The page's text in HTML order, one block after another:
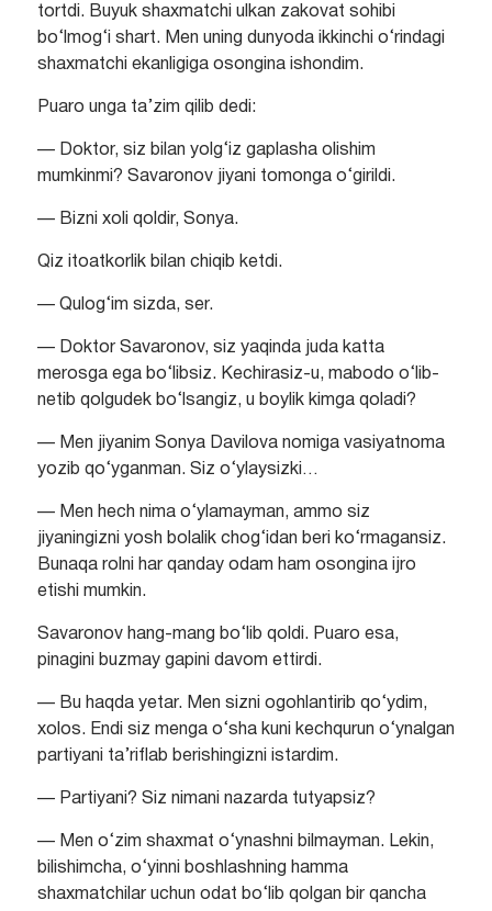
tortdi. Buyuk shaxmatchi ulkan zakovat sohibi
bo‘lmog‘i shart. Men uning dunyoda ikkinchi o‘rindagi
shaxmatchi ekanligiga osongina ishondim.
Puaro unga ta’zim qilib dedi:
— Doktor, siz bilan yolg‘iz gaplasha olishim
mumkinmi? Savaronov jiyani tomonga o‘girildi.
— Bizni xoli qoldir, Sonya.
Qiz itoatkorlik bilan chiqib ketdi.
— Qulog‘im sizda, ser.
— Doktor Savaronov, siz yaqinda juda katta
merosga ega bo‘libsiz. Kechirasiz-u, mabodo o‘lib-
netib qolgudek bo‘lsangiz, u boylik kimga qoladi?
— Men jiyanim Sonya Davilova nomiga vasiyatnoma
yozib qo‘yganman. Siz o‘ylaysizki…
— Men hech nima o‘ylamayman, ammo siz
jiyaningizni yosh bolalik chog‘idan beri ko‘rmagansiz.
Bunaqa rolni har qanday odam ham osongina ijro
etishi mumkin.
Savaronov hang-mang bo‘lib qoldi. Puaro esa,
pinagini buzmay gapini davom ettirdi.
— Bu haqda yetar. Men sizni ogohlantirib qo‘ydim,
xolos. Endi siz menga o‘sha kuni kechqurun o‘ynalgan
partiyani ta’riflab berishingizni istardim.
— Partiyani? Siz nimani nazarda tutyapsiz?
— Men o‘zim shaxmat o‘ynashni bilmayman. Lekin,
bilishimcha, o‘yinni boshlashning hamma
shaxmatchilar uchun odat bo‘lib qolgan bir qancha